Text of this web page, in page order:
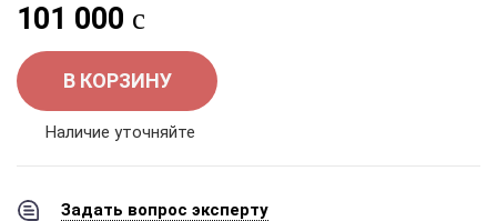
101 000
В КОРЗИНУ
Наличие уточняйте
Задать вопрос эксперту